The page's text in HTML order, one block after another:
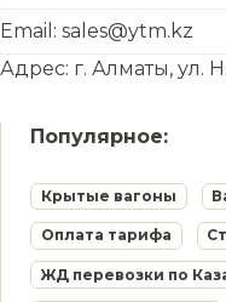
Email: sales@ytm.kz
Адрес: г. Алматы, ул.
Популярное:
Крытые вагоны
Оплата тарифа
ЖД перевозки по